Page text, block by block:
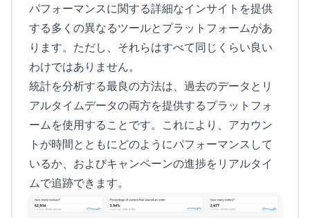
パフォーマンスに関する詳細なインサイトを提供
する多くの異なるツールとプラットフォームがあ
ります。ただし、それらはすべて同じくらい良い
わけではありません。
統計を分析する最良の方法は、過去のデータとリ
アルタイムデータの両方を提供するプラットフォ
ームを使用することです。これにより、アカウン
トが時間とともにどのようにパフォーマンスして
いるか、およびキャンペーンの進捗をリアルタイ
ムで追跡できます。